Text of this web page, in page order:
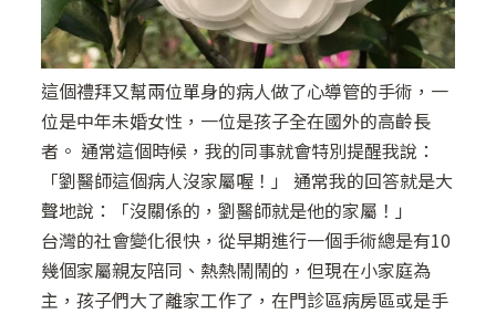
這個禮拜又幫兩位單身的病人做了心導管的手術，一
位是中年未婚女性，一位是孩子全在國外的高齡長
者。 通常這個時候，我的同事就會特別提醒我說：
「劉醫師這個病人沒家屬喔！」 通常我的回答就是大
聲地說：「沒關係的，劉醫師就是他的家屬！」
台灣的社會變化很快，從早期進行一個手術總是有10
幾個家屬親友陪同、熱熱鬧鬧的，但現在小家庭為
主，孩子們大了離家工作了，在門診區病房區或是手